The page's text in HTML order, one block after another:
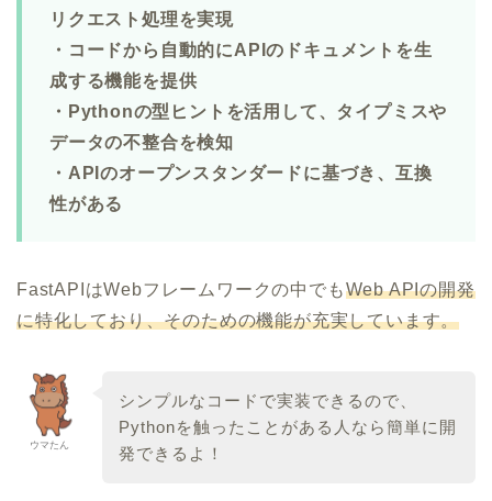
リクエスト処理を実現
・コードから自動的にAPIのドキュメントを生
成する機能を提供
・Pythonの型ヒントを活用して、タイプミスや
データの不整合を検知
・APIのオープンスタンダードに基づき、互換
性がある
FastAPIはWebフレームワークの中でもWeb APIの開発
に特化しており、そのための機能が充実しています。
ウマたん
シンプルなコードで実装できるので、
Pythonを触ったことがある人なら簡単に開
発できるよ！